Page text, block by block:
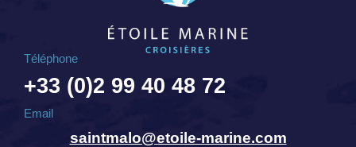
Téléphone
+33 (0)2 99 40 48 72
Email
saintmalo@etoile-marine.com